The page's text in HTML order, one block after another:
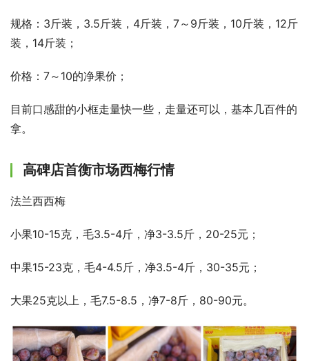
规格：3斤装，3.5斤装，4斤装，7～9斤装，10斤装，12斤
装，14斤装；
价格：7～10的净果价；
目前口感甜的小框走量快一些，走量还可以，基本几百件的
拿。
高碑店首衡市场西梅行情
法兰西西梅
小果10-15克，毛3.5-4斤，净3-3.5斤，20-25元；
中果15-23克，毛4-4.5斤，净3.5-4斤，30-35元；
大果25克以上，毛7.5-8.5，净7-8斤，80-90元。